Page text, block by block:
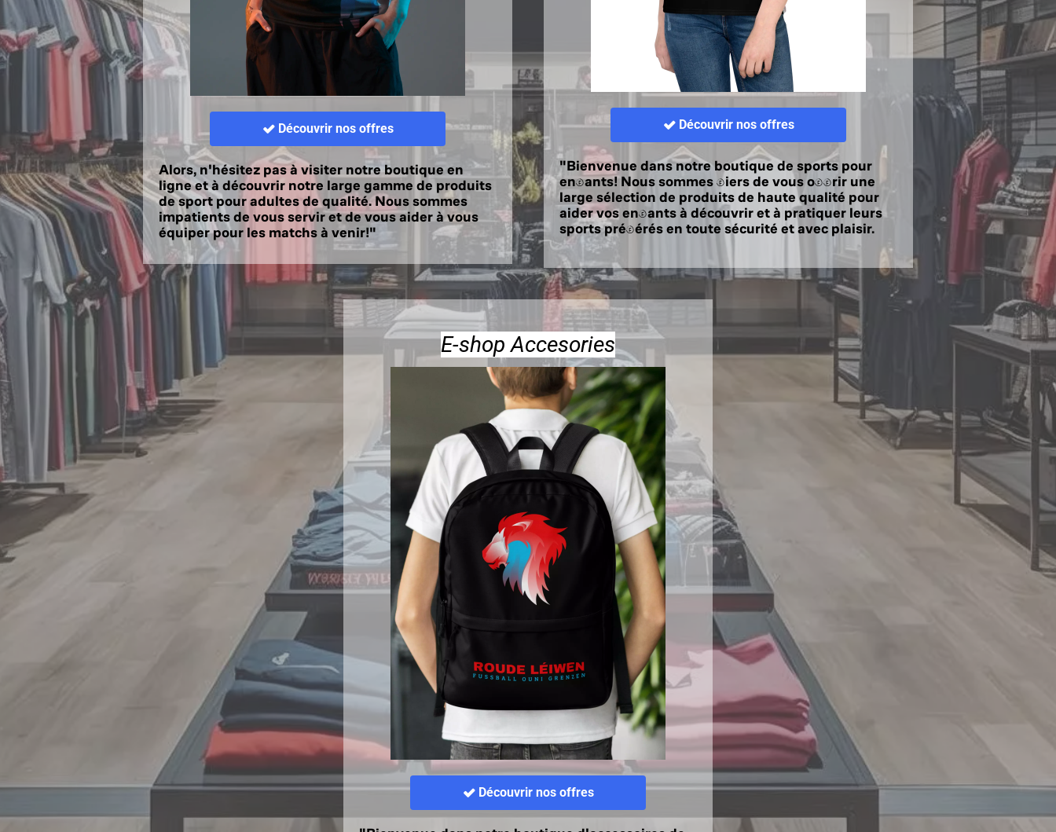
Découvrir nos offres
Alors, n'hésitez pas à visiter notre boutique en
ligne et à découvrir notre large gamme de produits
de sport pour adultes de qualité. Nous sommes
impatients de vous servir et de vous aider à vous
équiper pour les matchs à venir!"
Découvrir nos offres
"Bienvenue dans notre boutique de sports pour
enfants! Nous sommes fiers de vous offrir une
large sélection de produits de haute qualité pour
aider vos enfants à découvrir et à pratiquer leurs
sports préférés en toute sécurité et avec plaisir.
E-shop Accesories
Découvrir nos offres